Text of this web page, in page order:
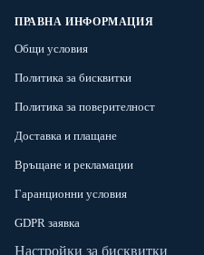
ПРАВНА ИНФОРМАЦИЯ
Общи условия
Политика за бисквитки
Политика за поверителност
Доставка и плащане
Връщане и рекламации
Гаранционни условия
GDPR заявка
Настройки за бисквитки